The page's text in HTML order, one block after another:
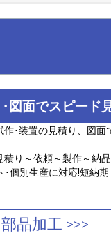
図面でスピード
作･装置の見積り、図面
積り～依頼～製作～納
･個別生産に対応!短納
部品加工 >>>